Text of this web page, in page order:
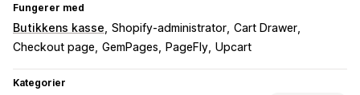
Fungerer med
Butikkens kasse Shopify-administrator Cart Drawer
Checkout page GemPages PageFly Upcart
Kategorier